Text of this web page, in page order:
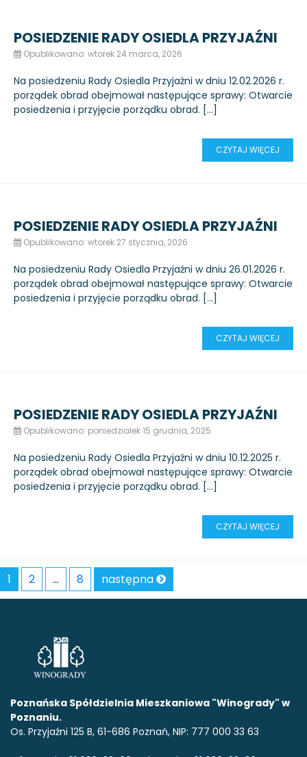
POSIEDZENIE RADY OSIEDLA PRZYJAŹNI
Opublikowano: wtorek 24 marca, 2026
Na posiedzeniu Rady Osiedla Przyjaźni w dniu 12.02.2026 r.
porządek obrad obejmował następujące sprawy: Otwarcie
posiedzenia i przyjęcie porządku obrad. […]
CZYTAJ WIĘCEJ
POSIEDZENIE RADY OSIEDLA PRZYJAŹNI
Opublikowano: wtorek 27 stycznia, 2026
Na posiedzeniu Rady Osiedla Przyjaźni w dniu 26.01.2026 r.
porządek obrad obejmował następujące sprawy: Otwarcie
posiedzenia i przyjęcie porządku obrad. […]
CZYTAJ WIĘCEJ
POSIEDZENIE RADY OSIEDLA PRZYJAŹNI
Opublikowano: poniedziałek 15 grudnia, 2025
Na posiedzeniu Rady Osiedla Przyjaźni w dniu 10.12.2025 r.
porządek obrad obejmował następujące sprawy: Otwarcie
posiedzenia i przyjęcie porządku obrad. […]
CZYTAJ WIĘCEJ
1 2 … 8 następna
Poznańska Spółdzielnia Mieszkaniowa "Winogrady" w
Poznaniu.
Os. Przyjaźni 125 B, 61-686 Poznań, NIP: 777 000 33 63